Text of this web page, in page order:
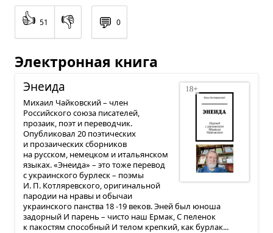
👍 51 👎 💬 0
Электронная книга
Эне­ида
Михаил Чайковский – член
Российского союза писателей,
прозаик, поэт и переводчик.
Опубликовал 20 поэтических
и прозаических сборников
на русском, немецком и итальянском
языках. «Энеида» – это тоже перевод
с украинского бурлеск – поэмы
И. П. Котляревского, оригинальной
пародии на нравы и обычаи
украинского панства 18 -19 веков. Эней был юноша
задорный И парень – чисто наш Ермак, С пеленок
к пакостям способный И телом крепкий, как бурлак...